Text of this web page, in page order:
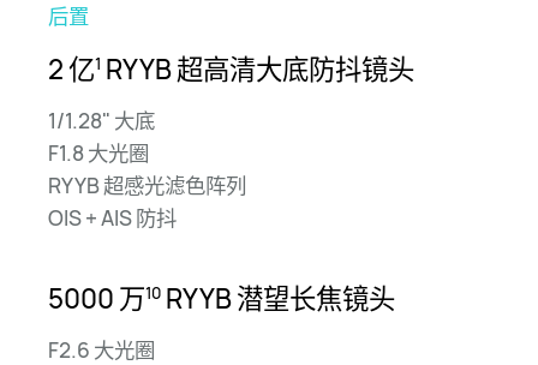
后置
2 亿1 RYYB 超高清大底防抖镜头
1/1.28" 大底
F1.8 大光圈
RYYB 超感光滤色阵列
OIS + AIS 防抖
5000 万10RYYB潜望长焦镜头
F2.6 大光圈
前置
5000 万10
超清人像镜头
1/2.5" 超大底 | 0.8-5 倍变焦
红枫原色镜头
150 万多光谱通道
像素级光谱感知算法